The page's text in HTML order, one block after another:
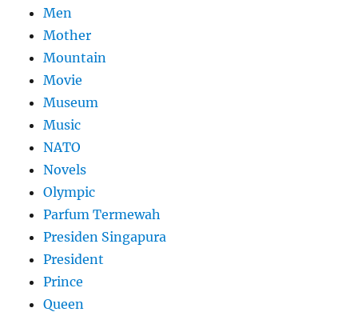
Men
Mother
Mountain
Movie
Museum
Music
NATO
Novels
Olympic
Parfum Termewah
Presiden Singapura
President
Prince
Queen